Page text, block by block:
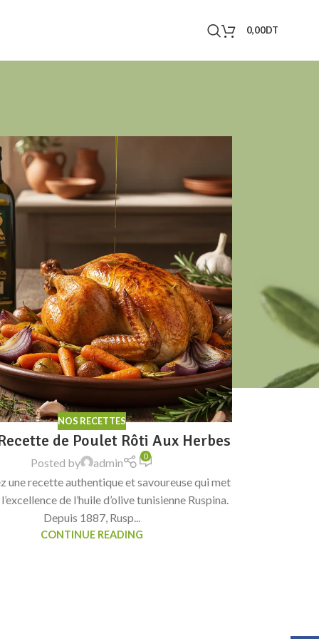
0,00DT
NOS RECETTES
de Poulet Rôti Aux Herbes
Posted by admin 0
une recette authentique et savoureuse qui met
de l’huile d’olive tunisienne Ruspina.
Depuis 1887, Rusp...
CONTINUE READING